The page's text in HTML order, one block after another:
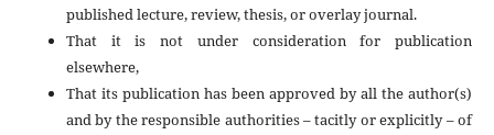
published lecture, review, thesis, or overlay journal.
That it is not under consideration for publication
elsewhere,
That its publication has been approved by all the author(s)
and by the responsible authorities – tacitly or explicitly – of